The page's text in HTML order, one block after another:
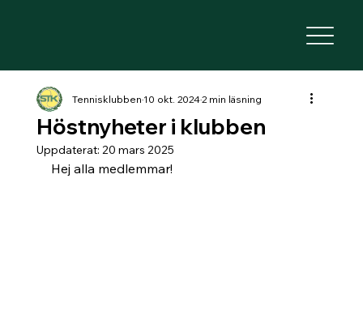
Höstnyheter i klubben
Tennisklubben10 okt. 20242 min läsning
Uppdaterat: 20 mars 2025
Hej alla medlemmar!